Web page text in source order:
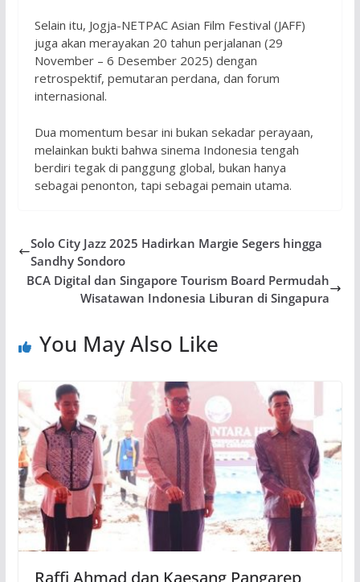
Selain itu, Jogja-NETPAC Asian Film Festival (JAFF)
juga akan merayakan 20 tahun perjalanan (29
November – 6 Desember 2025) dengan
retrospektif, pemutaran perdana, dan forum
internasional.
Dua momentum besar ini bukan sekadar perayaan,
melainkan bukti bahwa sinema Indonesia tengah
berdiri tegak di panggung global, bukan hanya
sebagai penonton, tapi sebagai pemain utama.
Solo City Jazz 2025 Hadirkan Margie Segers hingga
Sandhy Sondoro
BCA Digital dan Singapore Tourism Board Permudah
Wisatawan Indonesia Liburan di Singapura
You May Also Like